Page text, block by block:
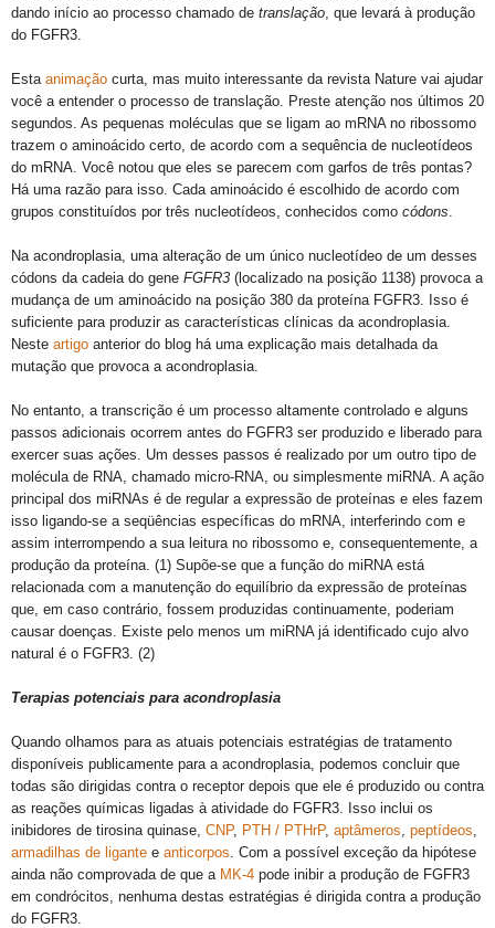
dando início ao processo chamado de translação , que levará à produção
do FGFR3.
Esta animação curta, mas muito interessante da revista Nature vai ajudar
você a entender o processo de translação.
Preste atenção nos últimos 20
segundos. As pequenas moléculas que se ligam ao mRNA no ribossomo
trazem o aminoácido certo, de acordo com a sequência de nucleotídeos
do mRNA. Você notou que eles se parecem com garfos de três pontas?
Há uma razão para isso. Cada aminoácido é escolhido de acordo com
grupos constituídos por três nucleotídeos, conhecidos como códons
Na acondroplasia, uma alteração de um único nucleotídeo de um desses
códons da cadeia do gene FGFR3 (localizado na posição 1138) provoca a
mudança de um aminoácido na posição 380 da proteína FGFR3.
Isso é
suficiente para produzir as características clínicas da acondroplasia.
Neste artigo anterior do blog há uma explicação mais detalhada da
mutação que provoca a acondroplasia.
No entanto, a transcrição é um processo altamente controlado e alguns
passos adicionais ocorrem antes do FGFR3 ser produzido e liberado para
exercer suas ações. Um desses passos é realizado por um outro tipo de
molécula de RNA, chamado micro-RNA, ou simplesmente miRNA. A ação
principal dos miRNAs é de regular a expressão de proteínas e eles fazem
isso ligando-se a seqüências específicas do mRNA, interferindo com e
assim interrompendo a sua leitura no ribossomo e, consequentemente, a
produção da proteína. (1) Supõe-se que a função do miRNA está
relacionada com a manutenção do equilíbrio da expressão de proteínas
que, em caso contrário, fossem produzidas continuamente, poderiam
causar doenças. Existe pelo menos um miRNA já identificado cujo alvo
natural é o FGFR3. (2)
Terapias potenciais para acondroplasia
Quando olhamos para as atuais potenciais estratégias de tratamento
disponíveis publicamente para a acondroplasia, podemos concluir que
todas são dirigidas contra o receptor depois que ele é produzido ou contra
as reações químicas ligadas à atividade do FGFR3.
Isso inclui os
inibidores de tirosina quinase, CNP, PTH / PTHrP, aptâmeros peptídeos
armadilhas de ligante e anticorpos Com a possível exceção da hipótese
ainda não comprovada de que a MK-4 pode inibir a produção de FGFR3
em condrócitos, nenhuma destas estratégias é dirigida contra a produção
do FGFR3.